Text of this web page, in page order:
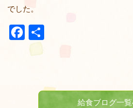
でした。
Facebook
給食ブログ一